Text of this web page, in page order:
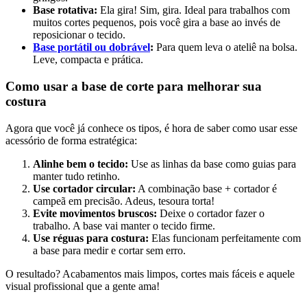
Base rotativa: Ela gira! Sim, gira. Ideal para trabalhos com
muitos cortes pequenos, pois você gira a base ao invés de
reposicionar o tecido.
Base portátil ou dobrável: Para quem leva o ateliê na bolsa.
Leve, compacta e prática.
Como usar a base de corte para melhorar sua
costura
Agora que você já conhece os tipos, é hora de saber como usar esse
acessório de forma estratégica:
Alinhe bem o tecido: Use as linhas da base como guias para
manter tudo retinho.
Use cortador circular: A combinação base + cortador é
campeã em precisão. Adeus, tesoura torta!
Evite movimentos bruscos: Deixe o cortador fazer o
trabalho. A base vai manter o tecido firme.
Use réguas para costura: Elas funcionam perfeitamente com
a base para medir e cortar sem erro.
O resultado? Acabamentos mais limpos, cortes mais fáceis e aquele
visual profissional que a gente ama!